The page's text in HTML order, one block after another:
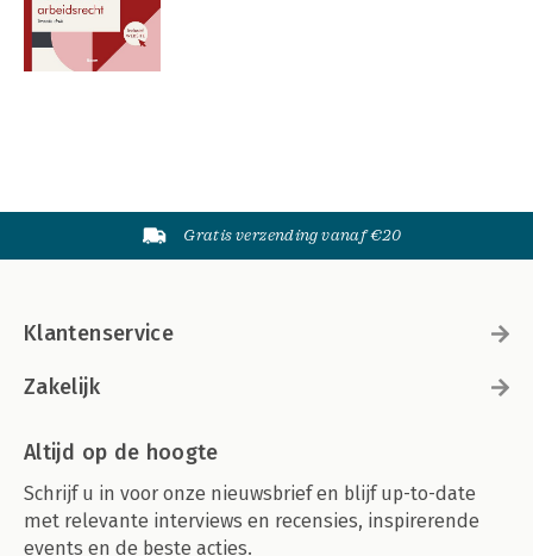
Gratis verzending vanaf €20
Klantenservice
Zakelijk
Altijd op de hoogte
Schrijf u in voor onze nieuwsbrief en blijf up-to-date
met relevante interviews en recensies, inspirerende
events en de beste acties.